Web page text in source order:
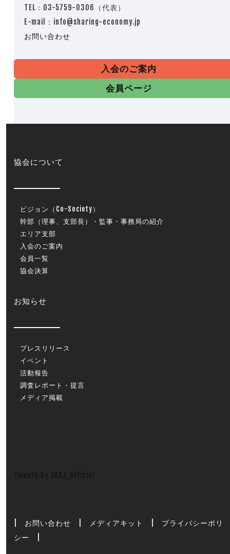
TEL：03-5759-0306（代表）
E-mail：info@sharing-economy.jp
お問い合わせ
入会のご案内
会員ページ
協会について
ビジョン（Co-Society）
幹部（理事、支部長）・監事・事務局の紹介
エリア支部
入会のご案内
会員一覧
協会決算
お知らせ
プレスリリース
イベント
活動報告
調査レポート・提言
メディア掲載
お問い合わせ メディアキット
プライバシーポリ
シー